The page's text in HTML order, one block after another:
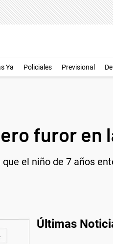
Ya Policiales Previsional
furor en
el niño de 7 años
Últimas